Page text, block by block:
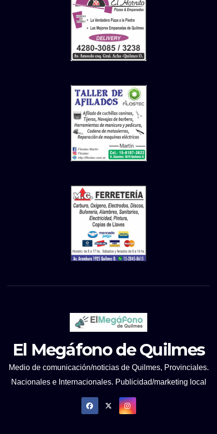
El Megáfono de Quilmes
Medio de comunicación/noticias de Quilmes, Provinciales.
Nacionales e Internacionales. Publicidad/marketing local